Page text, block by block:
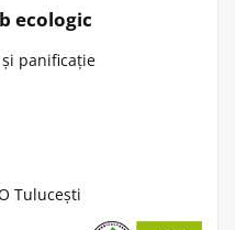
ecologic
panificație
Tulucești